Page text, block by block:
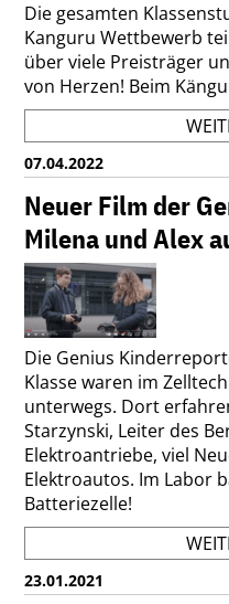
Die gesamten
Kanguru Wettbewerb
über viele Preisträger
von Herzen! Beim
07.04.2022
Neuer Film der
Milena und Alex
Die Genius
Klasse waren im
unterwegs. Dort
Starzynski, Leiter des
Elektroantriebe, viel
Elektroautos. Im Labor
Batteriezelle!
23.01.2021